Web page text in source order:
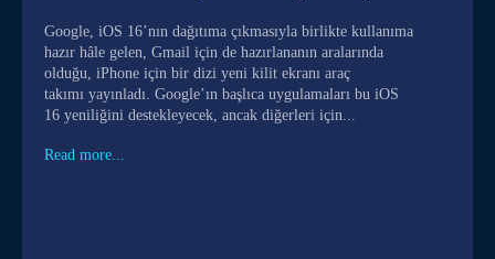
Google, iOS 16’nın dağıtıma çıkmasıyla birlikte kullanıma
hazır hâle gelen, Gmail için de hazırlananın aralarında
olduğu, iPhone için bir dizi yeni kilit ekranı araç
takımı yayınladı. Google’ın başlıca uygulamaları bu iOS
16 yeniliğini destekleyecek, ancak diğerleri için...
Read more...